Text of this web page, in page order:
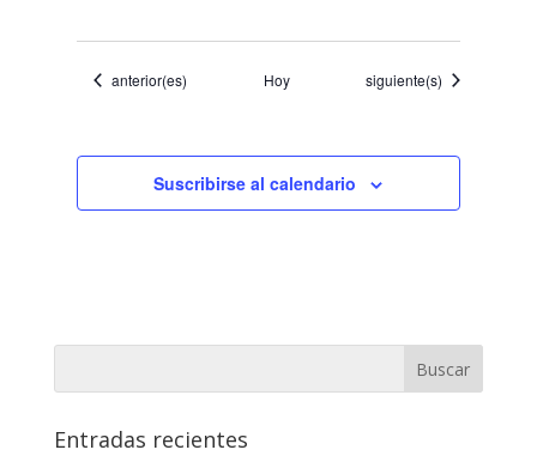
Eventos
anterior(es) Hoy Eventos
siguiente(s)
Suscribirse al calendario
Entradas recientes